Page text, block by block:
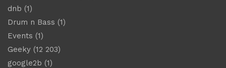
dnb (1)
Drum n Bass (1)
Events (1)
Geeky (12 203)
google2b (1)